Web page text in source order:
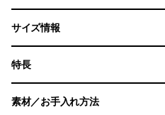
サイズ情報
特長
素材／お手入れ方法